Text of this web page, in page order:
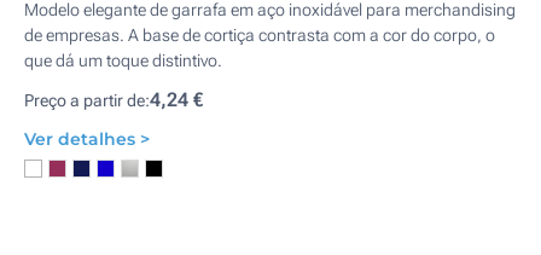
Modelo elegante de garrafa em aço inoxidável para merchandising
de empresas. A base de cortiça contrasta com a cor do corpo, o
que dá um toque distintivo.
Preço a partir de:4,24 €
Ver detalhes >